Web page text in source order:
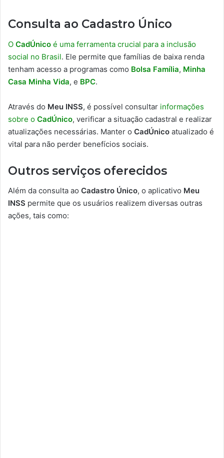
Consulta ao Cadastro Único
O CadÚnico é uma ferramenta crucial para a inclusão
social no Brasil. Ele permite que famílias de baixa renda
tenham acesso a programas como Bolsa Família, Minha
Casa Minha Vida, e BPC.
Através do Meu INSS, é possível consultar informações
sobre o CadÚnico, verificar a situação cadastral e realizar
atualizações necessárias. Manter o CadÚnico atualizado é
vital para não perder benefícios sociais.
Outros serviços oferecidos
Além da consulta ao Cadastro Único, o aplicativo Meu
INSS permite que os usuários realizem diversas outras
ações, tais como: